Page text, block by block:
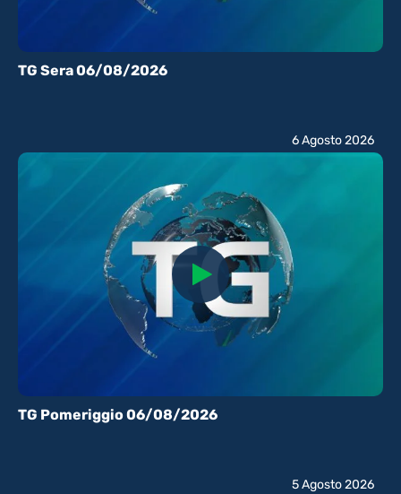
TG Sera 06/08/2026
TG Pomeriggio 06/08/2026
6 Agosto 2026
5 Agosto 2026